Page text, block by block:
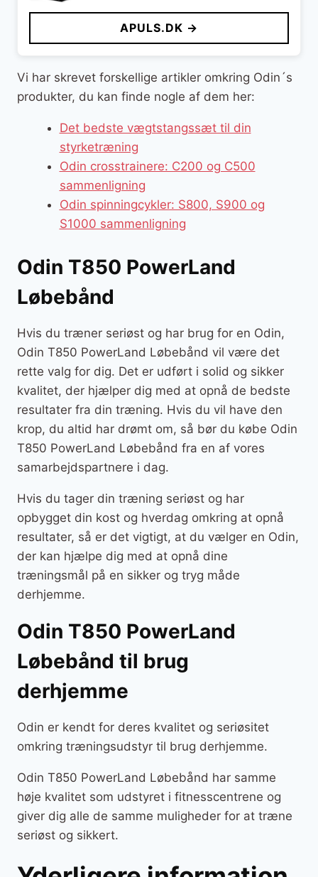
pris
var:
9.500 kr..
pris
er:
6.499 kr..
APULS.DK →
Vi har skrevet forskellige artikler omkring Odin´s
produkter, du kan finde nogle af dem her:
Det bedste vægtstangssæt til din
styrketræning
Odin crosstrainere: C200 og C500
sammenligning
Odin spinningcykler: S800, S900 og
S1000 sammenligning
Odin T850 PowerLand
Løbebånd
Hvis du træner seriøst og har brug for en Odin,
Odin T850 PowerLand Løbebånd vil være det
rette valg for dig. Det er udført i solid og sikker
kvalitet, der hjælper dig med at opnå de bedste
resultater fra din træning. Hvis du vil have den
krop, du altid har drømt om, så bør du købe Odin
T850 PowerLand Løbebånd fra en af vores
samarbejdspartnere i dag.
Hvis du tager din træning seriøst og har
opbygget din kost og hverdag omkring at opnå
resultater, så er det vigtigt, at du vælger en Odin,
der kan hjælpe dig med at opnå dine
træningsmål på en sikker og tryg måde
derhjemme.
Odin T850 PowerLand
Løbebånd til brug
derhjemme
Odin er kendt for deres kvalitet og seriøsitet
omkring træningsudstyr til brug derhjemme.
Odin T850 PowerLand Løbebånd har samme
høje kvalitet som udstyret i fitnesscentrene og
giver dig alle de samme muligheder for at træne
seriøst og sikkert.